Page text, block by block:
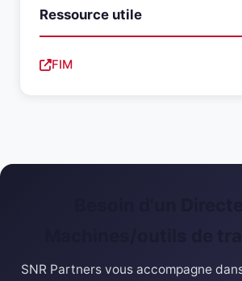
Ressource utile
FIM
SNR Partners vous accompagne